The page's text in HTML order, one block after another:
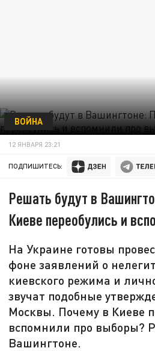
ВОЙНА
12 ЯНВАРЯ 23:21
ПОДПИШИТЕСЬ:
Решать будут в
Киеве переобулись и
На Украине готовы
фоне заявлений о
киевского режима и
звучат подобные
Москвы. Почему в Киеве
вспомнили про выборы?
Вашингтоне.